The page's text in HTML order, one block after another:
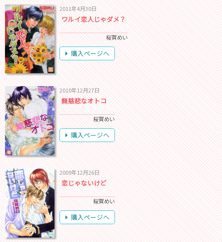
2011年4月30日
ワルイ恋人じゃダメ？
桜賀めい
購入ページへ
2010年12月27日
無慈悲なオトコ
桜賀めい
購入ページへ
2009年12月26日
恋じゃないけど
桜賀めい
購入ページへ